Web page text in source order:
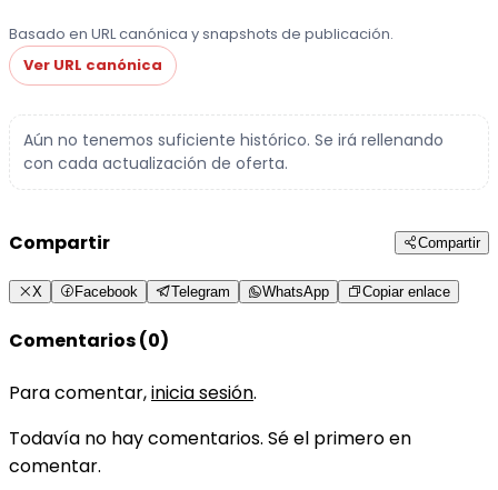
Basado en URL canónica y snapshots de publicación.
Ver URL canónica
Aún no tenemos suficiente histórico. Se irá rellenando
con cada actualización de oferta.
Compartir Compartir
X Facebook Telegram WhatsApp Copiar enlace
Comentarios (0)
Para comentar,inicia sesión.
Todavía no hay comentarios. Sé el primero en
comentar.